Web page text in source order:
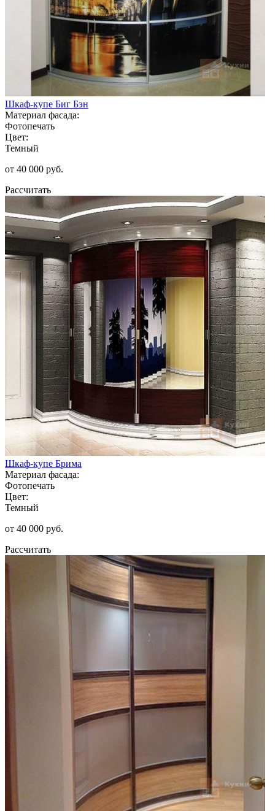
Шкаф-купе Биг Бэн
Материал фасада:
Фотопечать
Цвет:
Темный
от 40 000 руб.
Рассчитать
Шкаф-купе Брима
Материал фасада:
Фотопечать
Цвет:
Темный
от 40 000 руб.
Рассчитать